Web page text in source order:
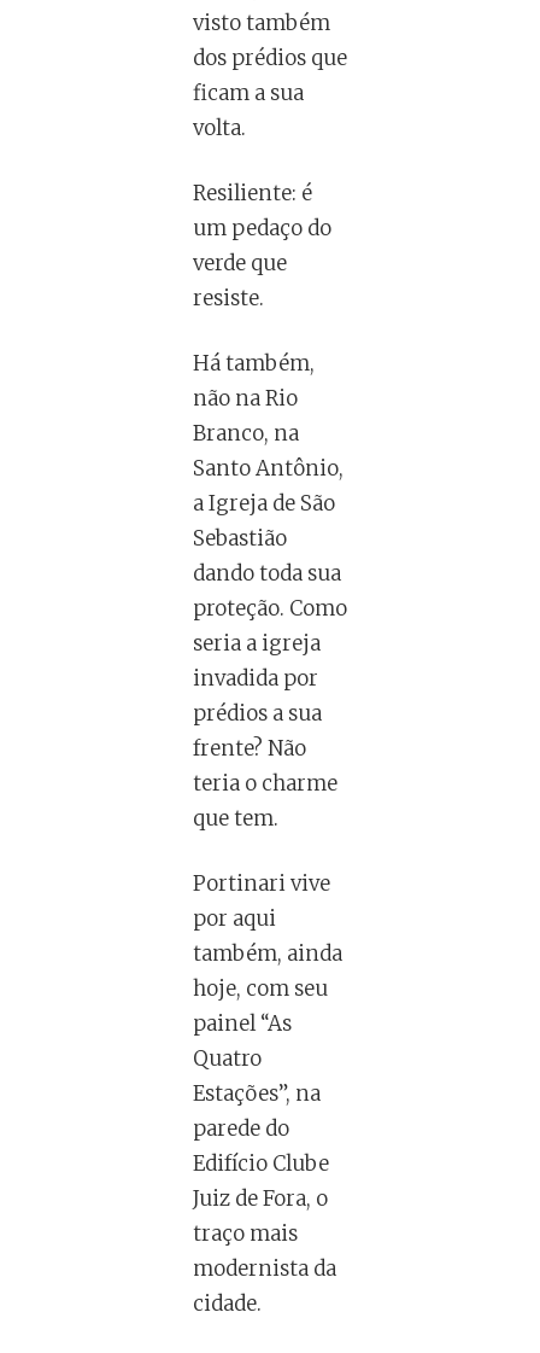
visto também
dos prédios que
ficam a sua
volta.
Resiliente: é
um pedaço do
verde que
resiste.
Há também,
não na Rio
Branco, na
Santo Antônio,
a Igreja de São
Sebastião
dando toda sua
proteção. Como
seria a igreja
invadida por
prédios a sua
frente? Não
teria o charme
que tem.
Portinari vive
por aqui
também, ainda
hoje, com seu
painel “As
Quatro
Estações”, na
parede do
Edifício Clube
Juiz de Fora, o
traço mais
modernista da
cidade.